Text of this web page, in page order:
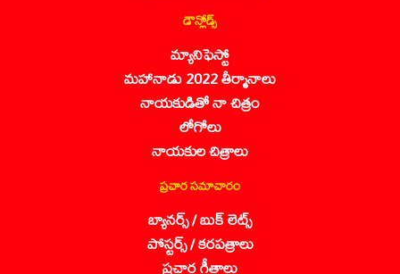
డౌన్లోడ్స్
మ్యానిఫెస్టో
మహానాడు 2022 తీర్మానాలు
నాయకుడితో నా చిత్రం
లోగోలు
నాయకుల చిత్రాలు
ప్రచార సమాచారం
బ్యానర్స్ / బుక్ లెట్స్
పోస్టర్స్ / కరపత్రాలు
ప్రచార గీతాలు